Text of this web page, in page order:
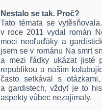
Nestalo se tak. Proč?
Tato témata se
v roce 2011 vydal román
moci neoľuďáky a
jsem se v románu Na smrt
a mezi řádky ukázat jisté
republikou a naším
často setkával s
a gardistech, vždyť je to
aspekty vůbec nezajímaly.